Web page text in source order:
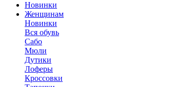
Новинки
Женщинам
Новинки
Вся обувь
Сабо
Мюли
Дутики
Лоферы
Кроссовки